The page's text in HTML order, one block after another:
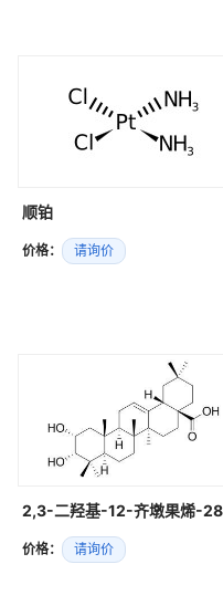
顺铂
价格： 请询价
价格： 请询价